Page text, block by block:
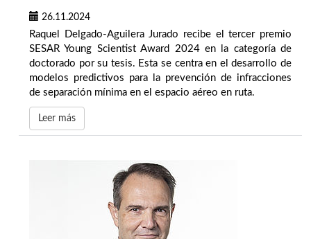
26.11.2024
Raquel Delgado-Aguilera Jurado recibe el tercer premio
SESAR Young Scientist Award 2024 en la categoría de
doctorado por su tesis. Esta se centra en el desarrollo de
modelos predictivos para la prevención de infracciones
de separación mínima en el espacio aéreo en ruta.
Leer más